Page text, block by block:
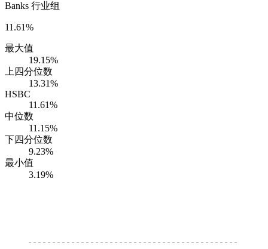
Banks 行业组
11.61%
最大值
19.15%
上四分位数
13.31%
HSBC
11.61%
中位数
11.15%
下四分位数
9.23%
最小值
3.19%